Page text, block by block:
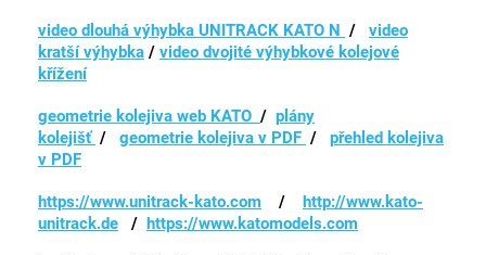
video dlouhá výhybka UNITRACK KATO N / video
kratší výhybka / video dvojité výhybkové kolejové
křížení
geometrie kolejiva web KATO / plány
kolejišť / geometrie kolejiva v PDF / přehled kolejiva
v PDF
https://www.unitrack-kato.com / http://www.kato-
unitrack.de / https://www.katomodels.com